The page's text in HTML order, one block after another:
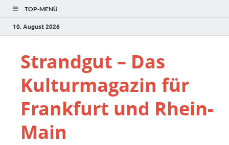
TOP-MENÜ
10. August 2026
Strandgut – Das
Kulturmagazin für
Frankfurt und Rhein-
Main